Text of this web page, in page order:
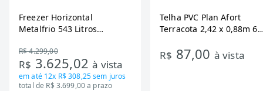
Freezer Horizontal
Metalfrio 543 Litros
Tecnologia Inverter, Branco,
Bivolt
R$ 4.299,00
R$ 3.625,02à vista
em até 12x R$ 308,25sem juros
total de R$ 3.699,00 a prazo
Telha PVC Plan Afort
Terracota 2,42 x 0,88m 6
R$ 87,00 à vista